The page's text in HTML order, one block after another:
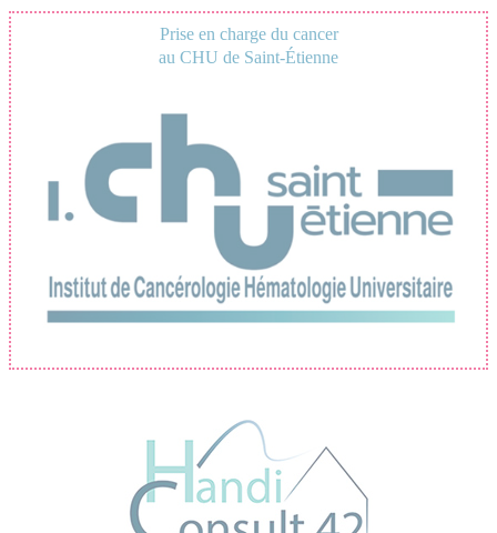
Prise en charge du cancer
au CHU de Saint-Étienne